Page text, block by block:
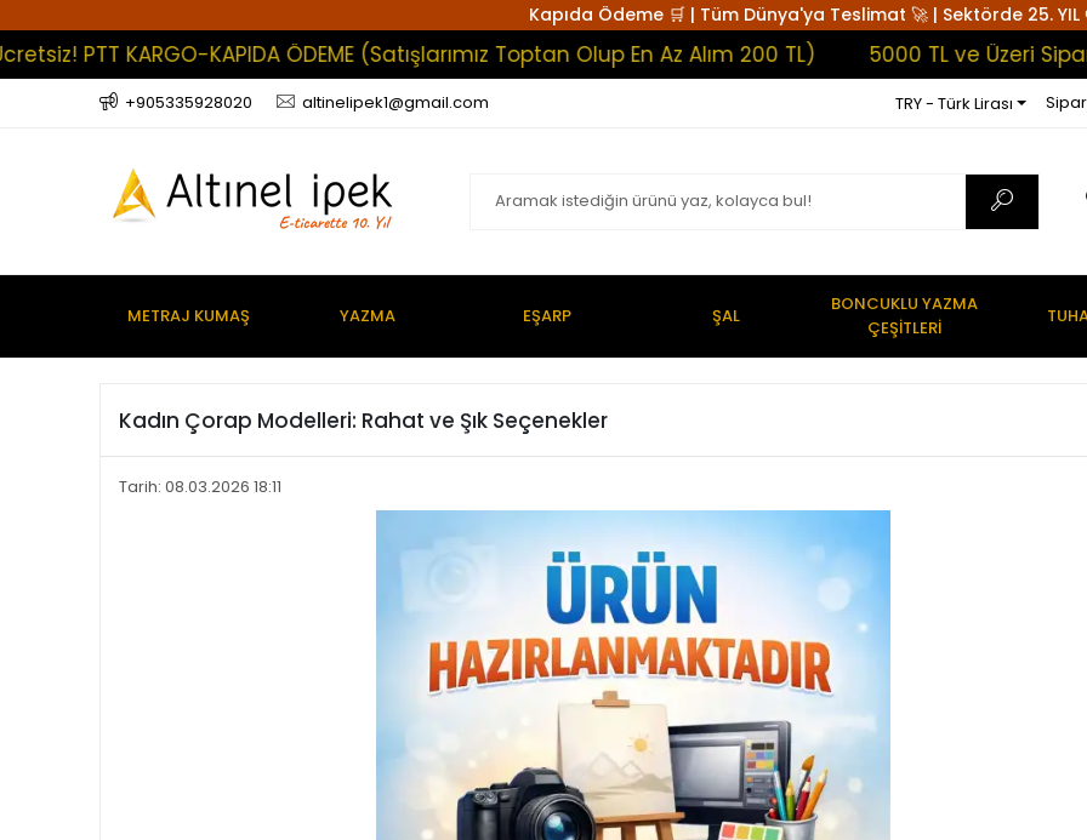
Kapıda Ödeme 🛒 | Tüm Dünya'ya Teslimat 🚀 | Sektörde 25. YIL
KARGO-KAPIDA ÖDEME (Satışlarımız Toptan Olup En Az Alım 200 TL) 5000 TL ve Üzeri
+905335928020 altinelipek1@gmail.com TRY - Türk Lirası
METRAJ KUMAŞ YAZMA EŞARP ŞAL
BONCUKLU YAZMA
ÇEŞİTLERİ
Kadın Çorap Modelleri: Rahat ve Şık Seçenekler
Tarih: 08.03.2026 18:11